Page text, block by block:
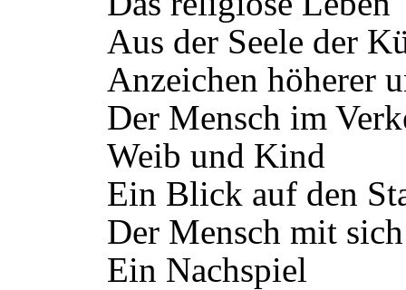
Aus der Seele der
Anzeichen höherer
Der Mensch im
Weib und Kind
Ein Blick auf den
Der Mensch mit
Ein Nachspiel